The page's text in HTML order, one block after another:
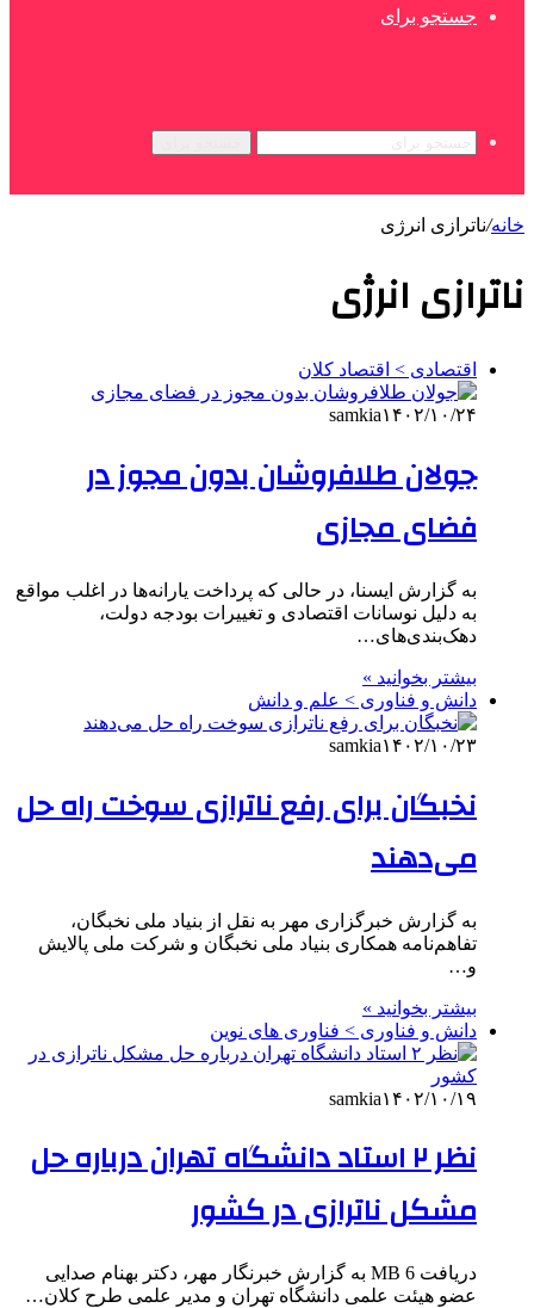
جستجو برای
خانه/ناترازی انرژی
ناترازی انرژی
اقتصادی > اقتصاد کلان
samkia۱۴۰۲/۱۰/۲۴
جولان طلافروشان بدون مجوز در
فضای مجازی
به گزارش ایسنا، در حالی که پرداخت یارانه‌ها در اغلب مواقع
به دلیل نوسانات اقتصادی و تغییرات بودجه دولت،
دهک‌بندی‌های…
بیشتر بخوانید »
دانش و فناوری > علم و دانش
samkia۱۴۰۲/۱۰/۲۳
نخبگان برای رفع ناترازی سوخت راه حل
می‌دهند
به گزارش خبرگزاری مهر به نقل از بنیاد ملی نخبگان،
تفاهم‌نامه همکاری بنیاد ملی نخبگان و شرکت ملی پالایش
و…
بیشتر بخوانید »
دانش و فناوری > فناوری های نوین
samkia۱۴۰۲/۱۰/۱۹
نظر ۲ استاد دانشگاه تهران درباره حل
مشکل ناترازی در کشور
دریافت 6 MB به گزارش خبرنگار مهر، دکتر بهنام صدایی
عضو هیئت‌ علمی دانشگاه تهران و مدیر علمی طرح کلان…